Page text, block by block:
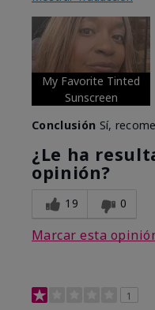
My Favorite Tinted
Sunscreen
Conclusión Sí,
¿Le ha
opinión?
19 0
Marcar esta
1